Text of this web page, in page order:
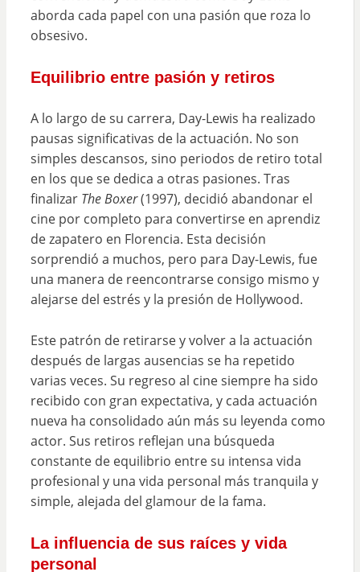
aborda cada papel con una pasión que roza lo
obsesivo.
Equilibrio entre pasión y retiros
A lo largo de su carrera, Day-Lewis ha realizado
pausas significativas de la actuación. No son
simples descansos, sino periodos de retiro total
en los que se dedica a otras pasiones. Tras
finalizar The Boxer(1997), decidió abandonar el
cine por completo para convertirse en aprendiz
de zapatero en Florencia. Esta decisión
sorprendió a muchos, pero para Day-Lewis, fue
una manera de reencontrarse consigo mismo y
alejarse del estrés y la presión de Hollywood.
Este patrón de retirarse y volver a la actuación
después de largas ausencias se ha repetido
varias veces. Su regreso al cine siempre ha sido
recibido con gran expectativa, y cada actuación
nueva ha consolidado aún más su leyenda como
actor. Sus retiros reflejan una búsqueda
constante de equilibrio entre su intensa vida
profesional y una vida personal más tranquila y
simple, alejada del glamour de la fama.
La influencia de sus raíces y vida
personal